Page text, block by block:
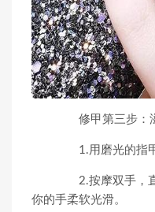
修甲第三步：
1.用磨光的指甲
2.按摩双手，直
你的手柔软光滑。